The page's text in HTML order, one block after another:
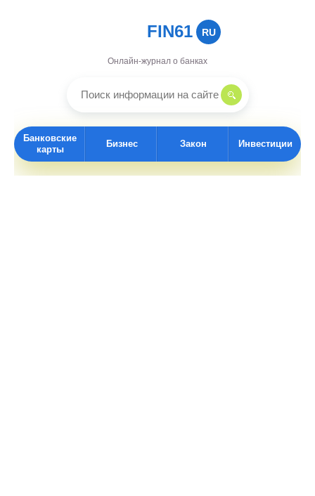
FIN61 RU
Онлайн-журнал о банках
Банковские
карты
Бизнес Закон Инвестиции